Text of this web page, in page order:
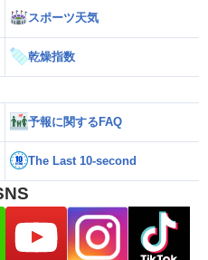
スポーツ天気
乾燥指数
予報に関するFAQ
The Last 10-second